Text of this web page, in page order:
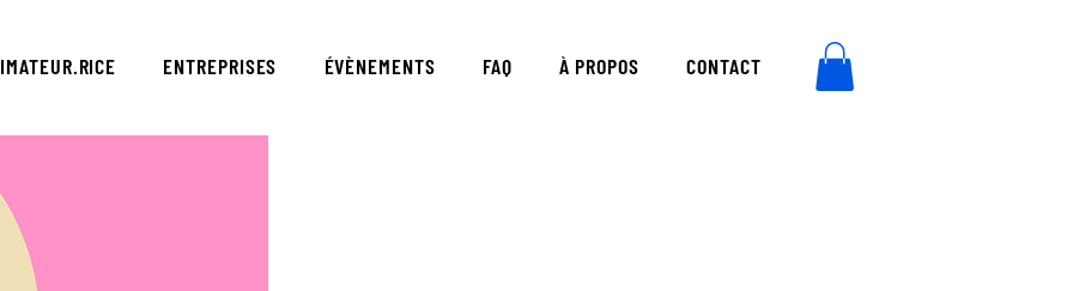
ENTREPRISES ÉVÈNEMENTS FAQ À PROPOS CONTACT